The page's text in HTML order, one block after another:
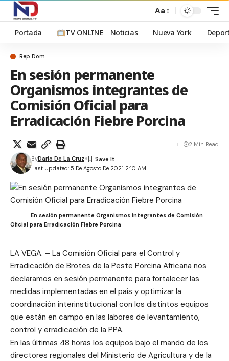
Aa
Portada TV ONLINE Noticias Nueva York
Rep Dom
En sesión permanente
Organismos integrantes de
Comisión Oficial para
Erradicación Fiebre Porcina
Last Updated: 5 De Agosto De 2021 2:10 AM
ByDario De La Cruz
2 Min Read
En sesión permanente Organismos integrantes de Comisión
Oficial para Erradicación Fiebre Porcina
LA VEGA. – La Comisión Oficial para el Control y
Erradicación de Brotes de la Peste Porcina Africana nos
declaramos en sesión permanente para fortalecer las
medidas implementadas en el país y optimizar la
coordinación interinstitucional con los distintos equipos
que están en campo en las labores de levantamiento,
control y erradicación de la PPA.
En las últimas 48 horas los equipos bajo el mando de los
directores regionales del Ministerio de Agricultura y de la